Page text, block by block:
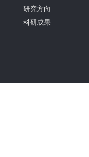
研究方向
科研成果